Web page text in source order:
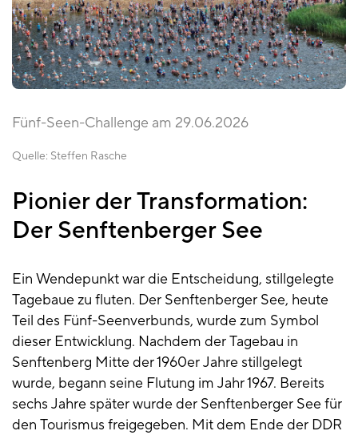
Fünf-Seen-Challenge am 29.06.2026
Quelle: Steffen Rasche
Pionier der Transformation:
Der Senftenberger See
Ein Wendepunkt war die Entscheidung, stillgelegte
Tagebaue zu fluten. Der Senftenberger See, heute
Teil des Fünf-Seenverbunds, wurde zum Symbol
dieser Entwicklung. Nachdem der Tagebau in
Senftenberg Mitte der 1960er Jahre stillgelegt
wurde, begann seine Flutung im Jahr 1967. Bereits
sechs Jahre später wurde der Senftenberger See für
den Tourismus freigegeben. Mit dem Ende der DDR